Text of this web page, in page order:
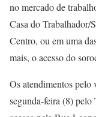
no mercado de
Casa do Trabalhador/
Centro, ou em uma
mais, o acesso do
Os atendimentos pelo
segunda-feira (8) pelo